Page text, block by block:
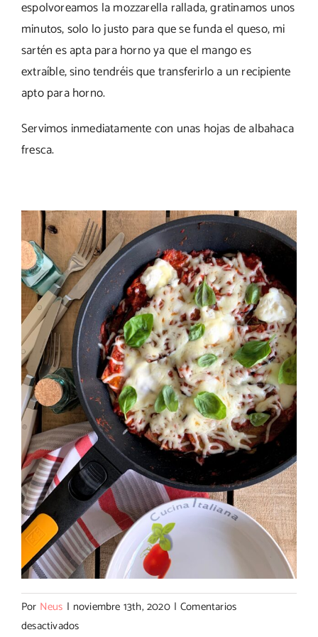
espolvoreamos la mozzarella rallada, gratinamos unos
minutos, solo lo justo para que se funda el queso, mi
sartén es apta para horno ya que el mango es
extraíble, sino tendréis que transferirlo a un recipiente
apto para horno.
Servimos inmediatamente con unas hojas de albahaca
fresca.
Por Neus | noviembre 13th, 2020 | Comentarios
desactivadosen